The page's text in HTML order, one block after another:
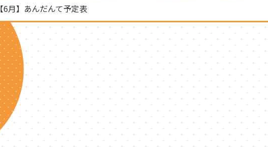
【6月】あんだんて予定表